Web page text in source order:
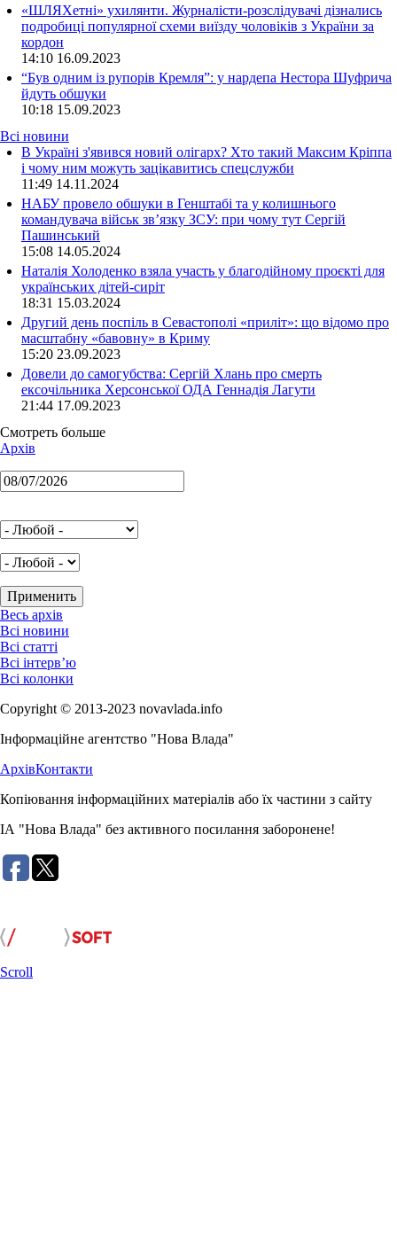
«ШЛЯХетні» ухилянти. Журналісти-розслідувачі дізнались
подробиці популярної схеми виїзду чоловіків з України за
кордон
14:10 16.09.2023
“Був одним із рупорів Кремля”: у нардепа Нестора Шуфрича
йдуть обшуки
10:18 15.09.2023
Всі новини
В Україні з'явився новий олігарх? Хто такий Максим Кріппа
і чому ним можуть зацікавитись спецслужби
11:49 14.11.2024
НАБУ провело обшуки в Генштабі та у колишнього
командувача військ зв’язку ЗСУ: при чому тут Сергій
Пашинський
15:08 14.05.2024
Наталія Холоденко взяла участь у благодійному проєкті для
українських дітей-сиріт
18:31 15.03.2024
Другий день поспіль в Севастополі «приліт»: що відомо про
масштабну «бавовну» в Криму
15:20 23.09.2023
Довели до самогубства: Сергій Хлань про смерть
ексочільника Херсонської ОДА Геннадія Лагути
21:44 17.09.2023
Смотреть больше
Архів
Весь архів
Всі новини
Всі статті
Всі інтерв’ю
Всі колонки
Copyright © 2013-2023 novavlada.info
Інформаційне агентство "Нова Влада"
АрхівКонтакти
Копіювання інформаційних матеріалів або їх частини з сайту
ІА "Нова Влада" без активного посилання заборонене!
Scroll